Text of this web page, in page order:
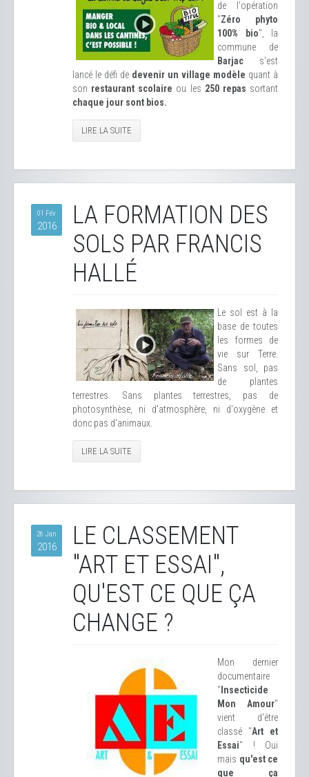
de l'opération
"Zéro phyto
100% bio", la
commune de
Barjac s'est
lancé le défi de devenir un village modèle quant à
son restaurant scolaire ou les 250 repas sortant
chaque jour sont bios.
LIRE LA SUITE
01 Fév
2016
LA FORMATION DES
SOLS PAR FRANCIS
HALLÉ
Le sol est à la
base de toutes
les formes de
vie sur Terre.
Sans sol, pas
de plantes
terrestres. Sans plantes terrestres, pas de
photosynthèse, ni d'atmosphère, ni d'oxygène et
donc pas d'animaux.
LIRE LA SUITE
26 Jan
2016
LE CLASSEMENT
"ART ET ESSAI",
QU'EST CE QUE ÇA
CHANGE ?
Mon dernier
documentaire
" Insecticide
Mon Amour"
vient d'être
classé "Art et
Essai" ! Oui
mais qu'est ce
que ça